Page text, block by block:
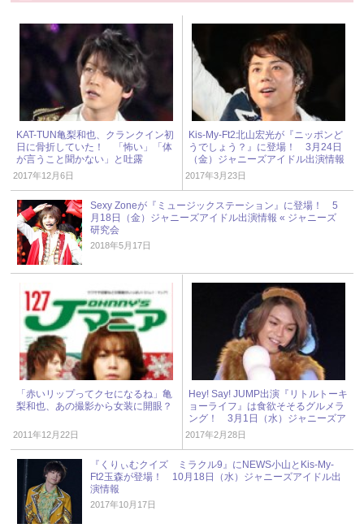
KAT-TUN亀梨和也、クランクイン初
日に骨折していた！ 「怖い」「体
が言うこと聞かない」と吐露
2017年12月6日
Kis-My-Ft2北山宏光が『ニッポンど
うでしょう？』に登場！ 3月24日
（金）ジャニーズアイドル出演情報
2017年3月23日
Sexy Zoneが『ミュージックステーション』に登場！ 5
月18日（金）ジャニーズアイドル出演情報 « ジャニーズ
研究会
2018年5月17日
「赤いリップってクセになるね」亀
梨和也、あの撮影から女装に開眼？
2011年12月22日
Hey! Say! JUMP出演『リトルトーキ
ョーライフ』は食欲そそるグルメラ
ング！ 3月1日（水）ジャニーズア
イドル出演情報
2017年2月28日
『くりぃむクイズ ミラクル9』にNEWS小山とKis-My-
Ft2玉森が登場！ 10月18日（水）ジャニーズアイドル出
演情報
2017年10月17日